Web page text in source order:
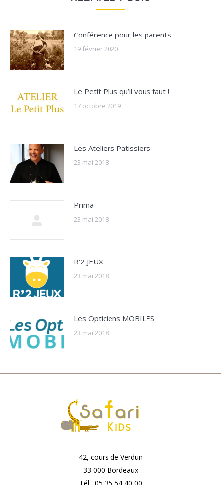
Conférence pour les parents
19 février 2020
Le Petit Plus qu’il vous faut !
17 octobre 2019
Les Ateliers Patissiers
23 mai 2018
Prima
23 mai 2018
R’2 JEUX
23 mai 2018
Les Opticiens MOBILES
23 mai 2018
42, cours de Verdun
33 000 Bordeaux
Tél : 05 35 54 40 00